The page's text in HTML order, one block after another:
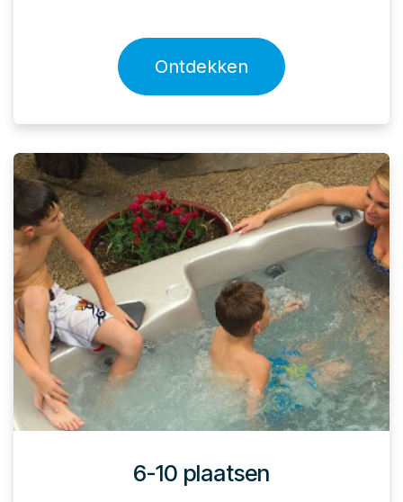
Ontdekken
6-10 plaatsen